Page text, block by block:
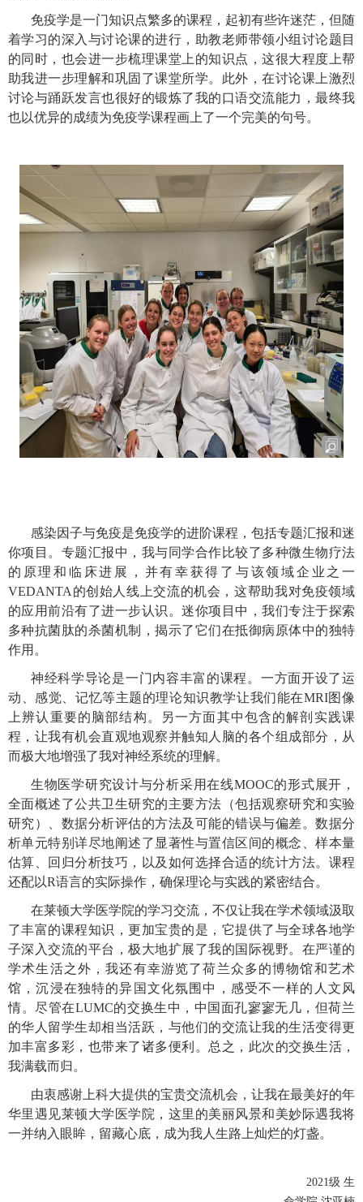
免疫学是一门知识点繁多的课程，起初有些许迷茫，但随
着学习的深入与讨论课的进行，助教老师带领小组讨论题目
的同时，也会进一步梳理课堂上的知识点，这很大程度上帮
助我进一步理解和巩固了课堂所学。此外，在讨论课上激烈
讨论与踊跃发言也很好的锻炼了我的口语交流能力，最终我
也以优异的成绩为免疫学课程画上了一个完美的句号。
感染因子与免疫是免疫学的进阶课程，包括专题汇报和迷
你项目。专题汇报中，我与同学合作比较了多种微生物疗法
的原理和临床进展，并有幸获得了与该领域企业之一
VEDANTA 的创始人线上交流的机会，这帮助我对免疫领域
的应用前沿有了进一步认识。迷你项目中，我们专注于探索
多种抗菌肽的杀菌机制，揭示了它们在抵御病原体中的独特
作用。
神经科学导论是一门内容丰富的课程。一方面开设了运
动、感觉、记忆等主题的理论知识教学让我们能在MRI图像
上辨认重要的脑部结构。另一方面其中包含的解剖实践课
程，让我有机会直观地观察并触知人脑的各个组成部分，从
而极大地增强了我对神经系统的理解。
生物医学研究设计与分析采用在线MOOC的形式展开，
全面概述了公共卫生研究的主要方法（包括观察研究和实验
研究）、数据分析评估的方法及可能的错误与偏差。数据分
析单元特别详尽地阐述了显著性与置信区间的概念、样本量
估算、回归分析技巧，以及如何选择合适的统计方法。课程
还配以R语言的实际操作，确保理论与实践的紧密结合。
在莱顿大学医学院的学习交流，不仅让我在学术领域汲取
了丰富的课程知识，更加宝贵的是，它提供了与全球各地学
子深入交流的平台，极大地扩展了我的国际视野。在严谨的
学术生活之外，我还有幸游览了荷兰众多的博物馆和艺术
馆，沉浸在独特的异国文化氛围中，感受不一样的人文风
情。尽管在LUMC的交换生中，中国面孔寥寥无几，但荷兰
的华人留学生却相当活跃，与他们的交流让我的生活变得更
加丰富多彩，也带来了诸多便利。总之，此次的交换生活，
我满载而归。
由衷感谢上科大提供的宝贵交流机会，让我在最美好的年
华里遇见莱顿大学医学院，这里的美丽风景和美妙际遇我将
一并纳入眼眸，留藏心底，成为我人生路上灿烂的灯盏。
2021级 生